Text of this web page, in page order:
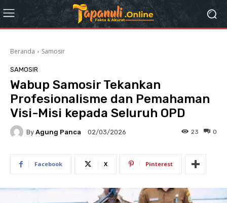
Beranda Samosir
SAMOSIR
Wabup Samosir Tekankan
Profesionalisme dan Pemahaman
Visi-Misi kepada Seluruh OPD
By Agung Panca 02/03/2026 0
23
Facebook X Pinterest